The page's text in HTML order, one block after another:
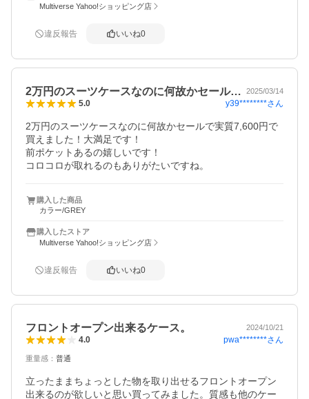
Multiverse Yahoo!ショッピング店
違反報告 いいね0
2万円のスーツケースなのに何故かセール… 2025/03/14
5.0 y39********さん
2万円のスーツケースなのに何故かセールで実質7,600円で
買えました！大満足です！
前ポケットあるの嬉しいです！
コロコロが取れるのもありがたいですね。
購入した商品
カラー/GREY
購入したストア
Multiverse Yahoo!ショッピング店
違反報告 いいね0
フロントオープン出来るケース。 2024/10/21
4.0 pwa********さん
重量感 ： 普通
立ったままちょっとした物を取り出せるフロントオープン
出来るのが欲しいと思い買ってみました。質感も他のケー